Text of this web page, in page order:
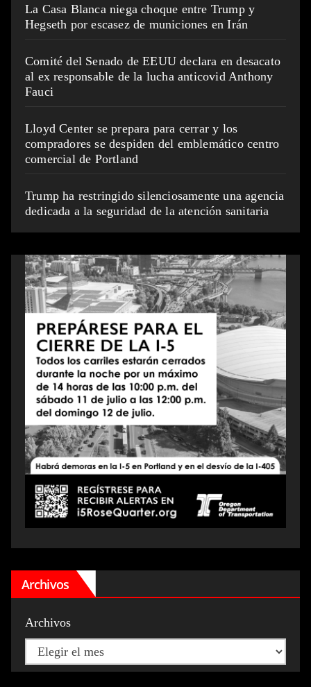
La Casa Blanca niega choque entre Trump y
Hegseth por escasez de municiones en Irán
Comité del Senado de EEUU declara en desacato
al ex responsable de la lucha anticovid Anthony
Fauci
Lloyd Center se prepara para cerrar y los
compradores se despiden del emblemático centro
comercial de Portland
Trump ha restringido silenciosamente una agencia
dedicada a la seguridad de la atención sanitaria
Archivos
Archivos